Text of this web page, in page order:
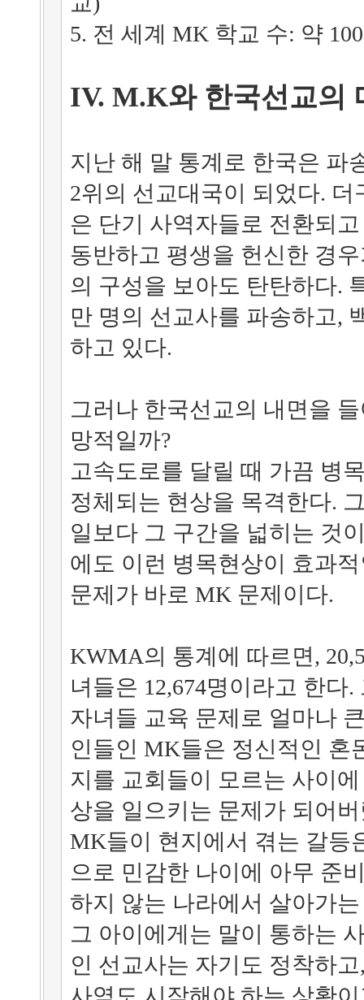
5. 전 세계 MK 학교 수: 약
IV. M.K와 한국선교의
지난 해 말 통계로 한국은 파
2위의 선교대국이 되었다.
은 단기 사역자들로 전환되
동반하고 평생을 헌신한 경
의 구성을 보아도 탄탄하다.
만 명의 선교사를 파송하고,
하고 있다.
그러나 한국선교의 내면을
망적일까?
고속도로를 달릴 때 가끔 병
정체되는 현상을 목격한다.
일보다 그 구간을 넓히는 것
에도 이런 병목현상이 효과
문제가 바로 MK 문제이다.
KWMA의 통계에 따르면,
녀들은 12,674명이라고 한다
자녀들 교육 문제로 얼마나
인들인 MK들은 정신적인 혼
지를 교회들이 모르는 사이
상을 일으키는 문제가 되어
MK들이 현지에서 겪는 갈등
으로 민감한 나이에 아무 준
하지 않는 나라에서 살아가
그 아이에게는 말이 통하는
인 선교사는 자기도 정착하